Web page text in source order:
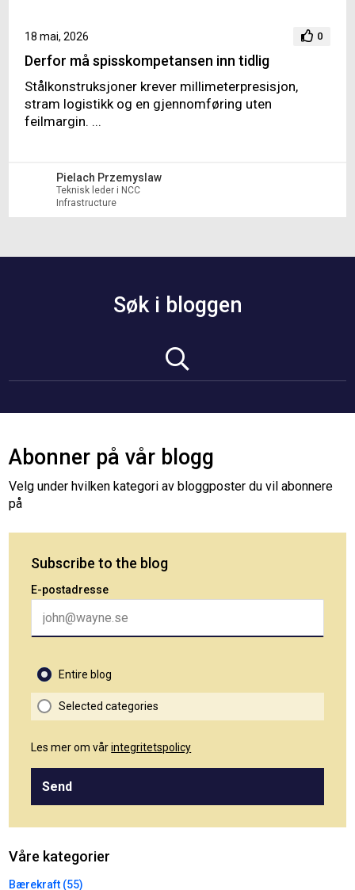
18 mai, 2026 0
Derfor må spisskompetansen inn tidlig
Stålkonstruksjoner krever millimeterpresisjon,
stram logistikk og en gjennomføring uten
feilmargin. ...
Pielach Przemyslaw
Teknisk leder i NCC
Infrastructure
Søk i bloggen
Abonner på vår blogg
Velg under hvilken kategori av bloggposter du vil abonnere
på
Subscribe to the blog
E-postadresse
Entire blog
Selected categories
Les mer om vårintegritetspolicy
Send
Våre kategorier
Bærekraft (55)